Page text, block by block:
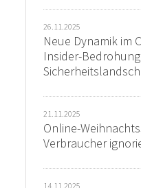
26.11.2025
Neue Dynamik im
Insider-
21.11.2025
Online-
Verbraucher
14.11.2025